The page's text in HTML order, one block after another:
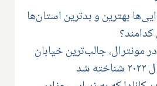
بهترین و بدترین استان‌ها
مونترال، جالب‌ترین خیابان